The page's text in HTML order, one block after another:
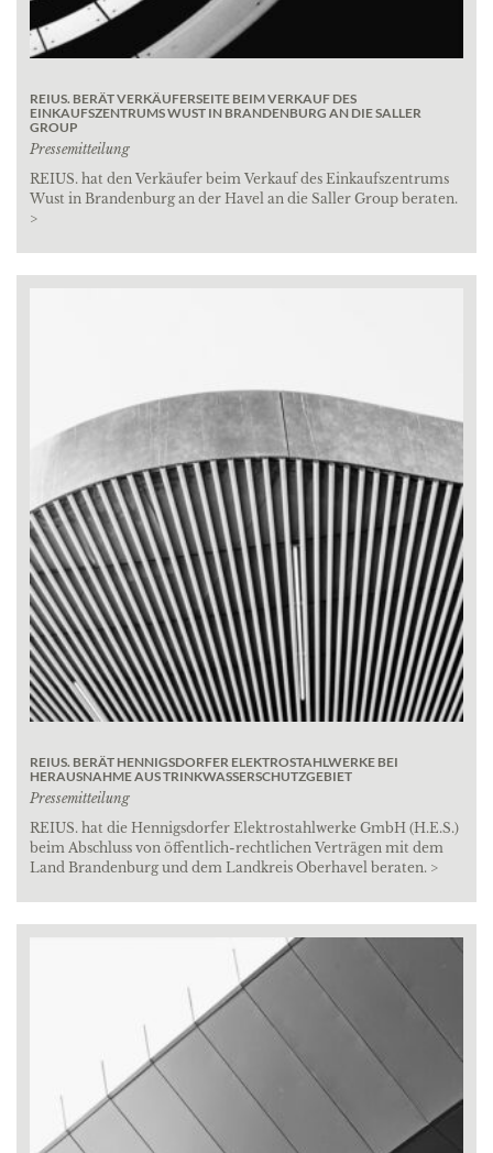
REIUS. BERÄT VERKÄUFERSEITE BEIM VERKAUF DES
EINKAUFSZENTRUMS WUST IN BRANDENBURG AN DIE SALLER
GROUP
Pressemitteilung
REIUS. hat den Verkäufer beim Verkauf des Einkaufszentrums
Wust in Brandenburg an der Havel an die Saller Group beraten.
>
REIUS. BERÄT HENNIGSDORFER ELEKTROSTAHLWERKE BEI
HERAUSNAHME AUS TRINKWASSERSCHUTZGEBIET
Pressemitteilung
REIUS. hat die Hennigsdorfer Elektrostahlwerke GmbH (H.E.S.)
beim Abschluss von öffentlich-rechtlichen Verträgen mit dem
Land Brandenburg und dem Landkreis Oberhavel beraten. >